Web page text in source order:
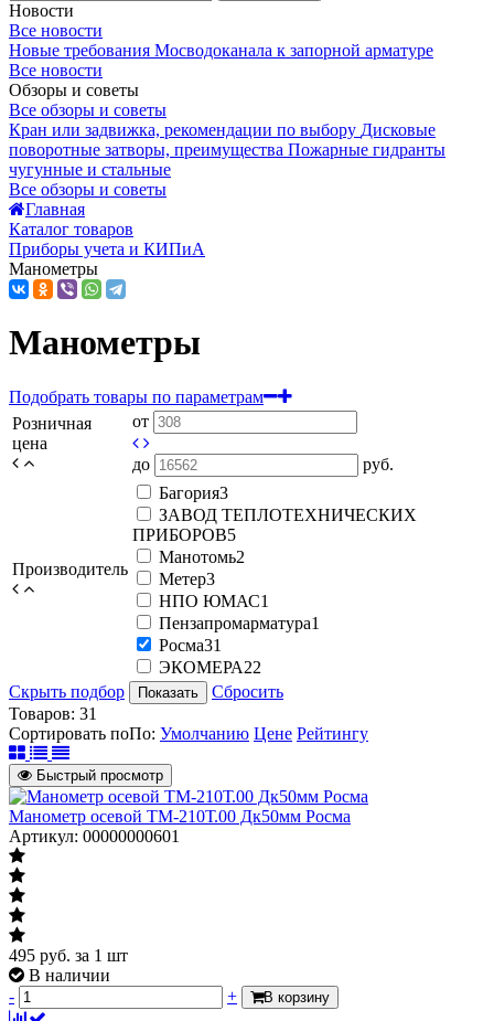
Новости
Все новости
Новые требования Мосводоканала к запорной арматуре
Все новости
Обзоры и советы
Все обзоры и советы
Кран или задвижка, рекомендации по выбору Дисковые
поворотные затворы, преимущества Пожарные гидранты
чугунные и стальные
Все обзоры и советы
Главная
Каталог товаров
Приборы учета и КИПиА
Манометры
Манометры
Подобрать товары по параметрам
Розничная
цена
от
до руб.
Производитель
Багория3
ЗАВОД ТЕПЛОТЕХНИЧЕСКИХ
ПРИБОРОВ5
Манотомь2
Метер3
НПО ЮМАС1
Пензапромарматура1
Росма31
ЭКОМЕРА22
Скрыть подбор
Показать
Сбросить
Товаров: 31
Сортировать поПо: Умолчанию Цене Рейтингу
Быстрый просмотр
Манометр осевой ТМ-210Т.00 Дк50мм Росма
Артикул: 00000000601
495 руб. за 1 шт
В наличии
-
+ В корзину